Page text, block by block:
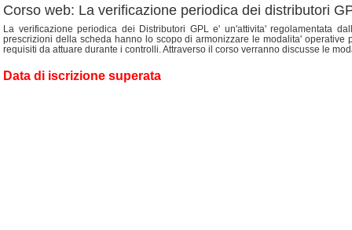
Corso web: La verificazione periodica dei distributori
La verificazione periodica dei Distributori GPL e' un'attivita' regolamentata
prescrizioni della scheda hanno lo scopo di armonizzare le modalita'
requisiti da attuare durante i controlli. Attraverso il corso verranno discusse le
Data di iscrizione superata